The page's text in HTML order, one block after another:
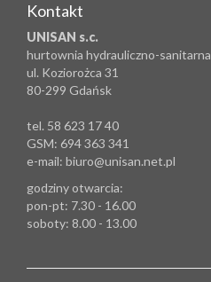
Kontakt
UNISAN s.c.
hurtownia hydrauliczno-sanitarna
ul. Koziorożca 31
80-299 Gdańsk
tel. 58 623 17 40
GSM: 694 363 341
e-mail: biuro@unisan.net.pl
godziny otwarcia:
pon-pt: 7.30 - 16.00
soboty: 8.00 - 13.00